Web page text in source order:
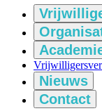
Nieuws
Contact